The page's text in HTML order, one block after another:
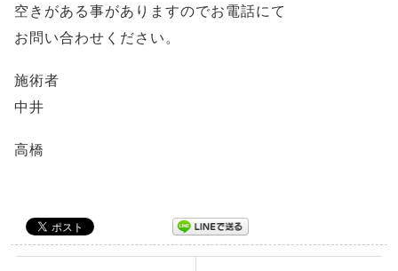
空きがある事がありますのでお電話にて
お問い合わせください。
施術者
中井
高橋